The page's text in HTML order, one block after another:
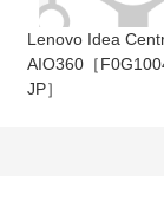
Lenovo Idea
AIO360［
JP］